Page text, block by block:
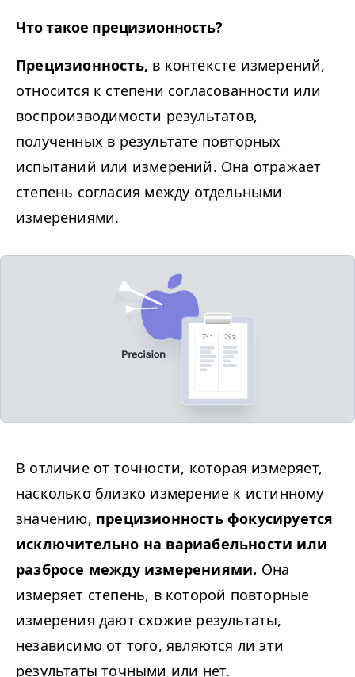
Что такое прецизионность?
Прецизионность, в контексте измерений,
относится к степени согласованности или
воспроизводимости результатов,
полученных в результате повторных
испытаний или измерений. Она отражает
степень согласия между отдельными
измерениями.
В отличие от точности, которая измеряет,
насколько близко измерение к истинному
значению, прецизионность фокусируется
исключительно на вариабельности или
разбросе между измерениями. Она
измеряет степень, в которой повторные
измерения дают схожие результаты,
независимо от того, являются ли эти
результаты точными или нет.